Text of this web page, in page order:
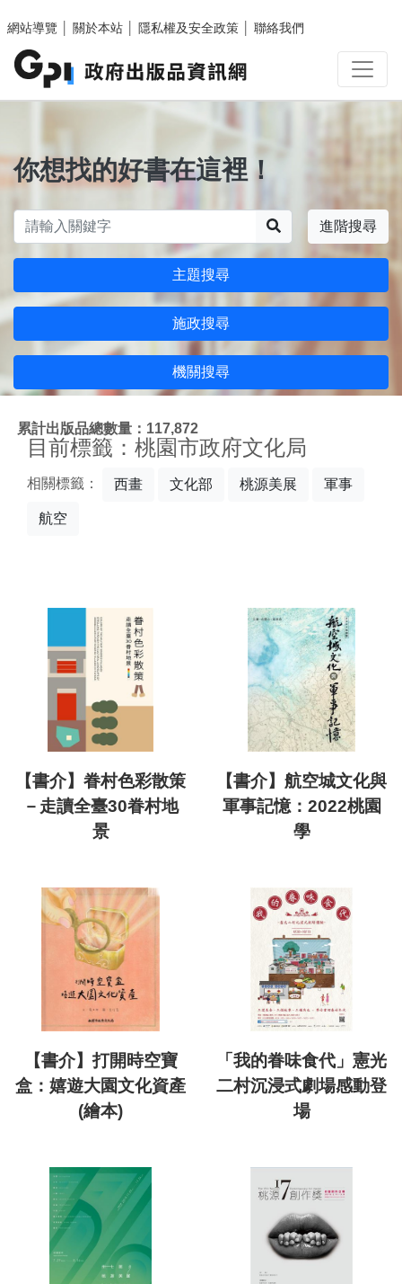
網站導覽
關於本站 隱私權及安全政策 聯絡我們
你想找的好書在這裡！
進階搜尋
主題搜尋
施政搜尋
機關搜尋
累計出版品總數量：117,872
目前標籤：桃園市政府文化局
相關標籤： 西畫 文化部 桃源美展 軍事
航空
【書介】眷村色彩散策
－走讀全臺30眷村地
景
【書介】航空城文化與
軍事記憶：2022桃園
學
【書介】打開時空寶
盒：嬉遊大園文化資產
(繪本)
「我的眷味食代」憲光
二村沉浸式劇場感動登
場